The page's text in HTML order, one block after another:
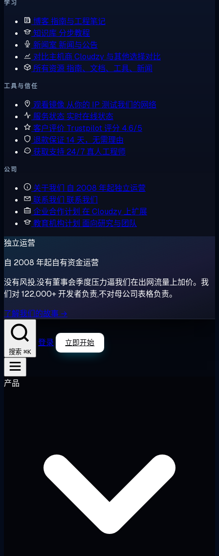
学习
博客指南与工程笔记
知识库 分步教程
新闻室 新闻与公告
对比主机商 Cloudzy 与其他选择对比
所有资源指南、文档、工具、新闻
工具与信任
观看镜像 从你的 IP 测试我们的网络
服务状态 实时在线状态
客户评价 Trustpilot 评分 4.6/5
退款保证 14 天，无需理由
获取支持 24/7 真人工程师
公司
关于我们 自 2008 年起独立运营
联系我们 联系我们
企业合作计划 在 Cloudzy 上扩展
教育机构计划 面向研究与团队
独立运营
自 2008 年起自有资金运营
没有风投,没有董事会季度压力逼我们在出网流量上加价。我
们对 122,000+ 开发者负责,不对母公司表格负责。
了解我们的故事 →
搜索 ⌘K
登录 立即开始
产品